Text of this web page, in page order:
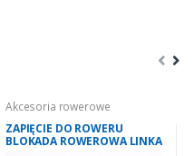
Akcesoria rowerowe
ZAPIĘCIE DO ROWERU
BLOKADA ROWEROWA LINKA